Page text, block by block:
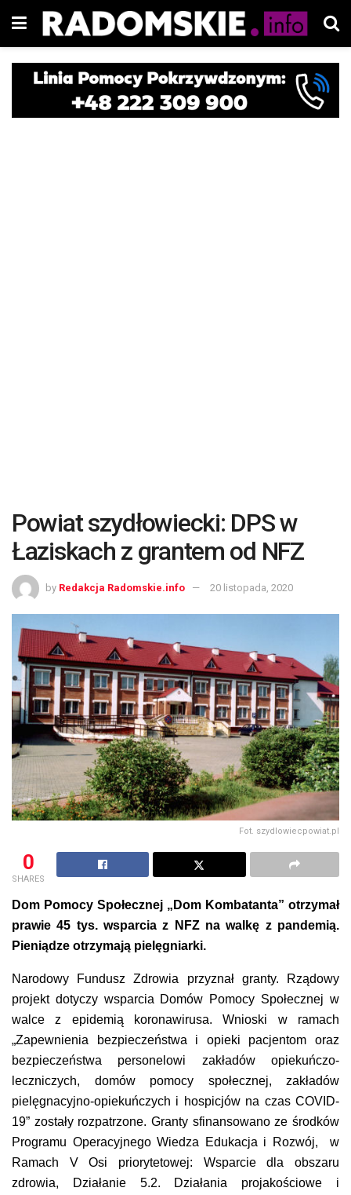
Powiat szydłowiecki: DPS w
Łaziskach z grantem od NFZ
by Redakcja Radomskie.info 20 listopada, 2020
Fot. szydlowiecpowiat.pl
0
SHARES
Dom Pomocy Społecznej „Dom Kombatanta” otrzymał
prawie 45 tys. wsparcia z NFZ na walkę z pandemią.
Pieniądze otrzymają pielęgniarki.
Narodowy Fundusz Zdrowia przyznał granty. Rządowy
projekt dotyczy wsparcia Domów Pomocy Społecznej w
walce z epidemią koronawirusa. Wnioski w ramach
„Zapewnienia
bezpieczeństwa i opieki pacjentom oraz
bezpieczeństwa personelowi zakładów opiekuńczo-
leczniczych, domów pomocy społecznej, zakładów
pielęgnacyjno-opiekuńczych i hospicjów na czas COVID-
19” zostały rozpatrzone. Granty sfinansowano ze środków
Programu Operacyjnego Wiedza Edukacja i Rozwój, w
Ramach V Osi priorytetowej: Wsparcie dla obszaru
zdrowia, Działanie 5.2. Działania projakościowe i